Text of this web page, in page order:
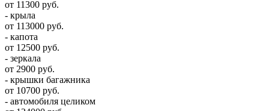
от 11300 руб.
- крыла
от 113000 руб.
- капота
от 12500 руб.
- зеркала
от 2900 руб.
- крышки багажника
от 10700 руб.
- автомобиля целиком